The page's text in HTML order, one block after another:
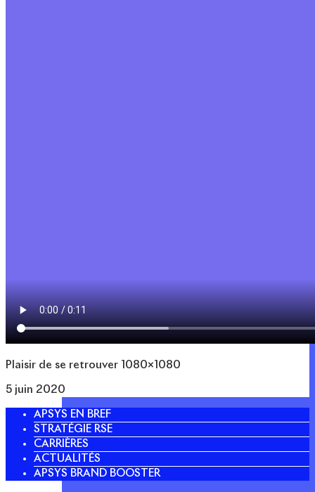
Plaisir de se retrouver 1080×1080
5 juin 2020
APSYS EN BREF
STRATÉGIE RSE
CARRIÈRES
ACTUALITÉS
APSYS BRAND BOOSTER